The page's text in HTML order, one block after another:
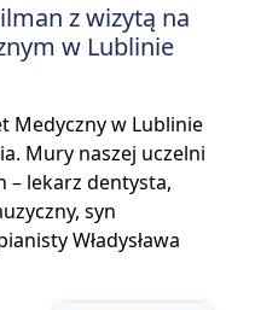
z wizytą na
w Lublinie
Medyczny w Lublinie
Mury naszej uczelni
– lekarz dentysta,
syn
Władysława